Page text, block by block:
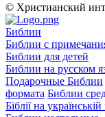
© Христианский
Библии
Библии с
Библии для детей
Библии на русском
Подарочные Библии
формата Библии
Біблії на українській